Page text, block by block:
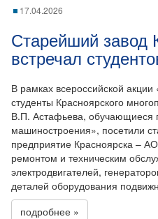
17.04.2026
Старейший завод
встречал
В рамках всероссийской
студенты Красноярского
В.П. Астафьева, обучающиеся
машиностроения», посетили
предприятие Красноярска –
ремонтом и техническим
электродвигателей,
деталей оборудования
подробнее »